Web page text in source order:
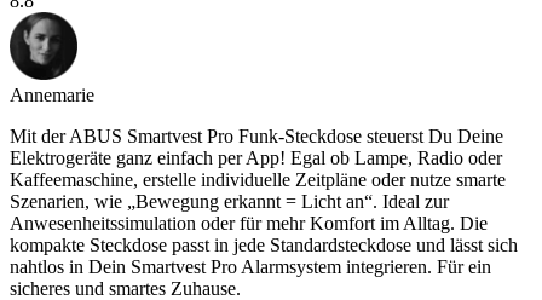
Annemarie
Mit der ABUS Smartvest Pro Funk-Steckdose steuerst Du Deine
Elektrogeräte ganz einfach per App! Egal ob Lampe, Radio oder
Kaffeemaschine, erstelle individuelle Zeitpläne oder nutze smarte
Szenarien, wie „Bewegung erkannt = Licht an“. Ideal zur
Anwesenheitssimulation oder für mehr Komfort im Alltag. Die
kompakte Steckdose passt in jede Standardsteckdose und lässt sich
nahtlos in Dein Smartvest Pro Alarmsystem integrieren. Für ein
sicheres und smartes Zuhause.